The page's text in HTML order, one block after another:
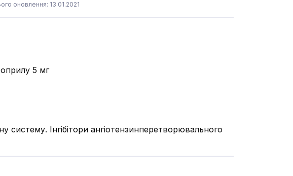
оновлення: 13.01.2021
5 мг
Інгібітори ангіотензинперетворювального